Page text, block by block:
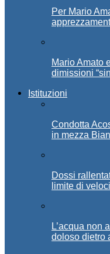
Per Mario
Mario Amato
dimissioni
Istituzioni
Condotta
in mezza
Dossi
limite di
L’acqua non
doloso dietro